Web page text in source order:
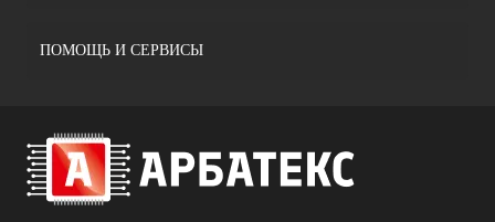
ПОМОЩЬ И СЕРВИСЫ